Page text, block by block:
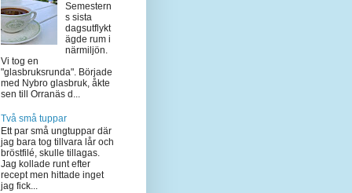
Semestern
s sista
dagsutflykt
ägde rum i
närmiljön.
Vi tog en
"glasbruksrunda". Började
med Nybro glasbruk, åkte
sen till Orranäs d...
Två små tuppar
Ett par små ungtuppar där
jag bara tog tillvara lår och
bröstfilé, skulle tillagas.
Jag kollade runt efter
recept men hittade inget
jag fick...